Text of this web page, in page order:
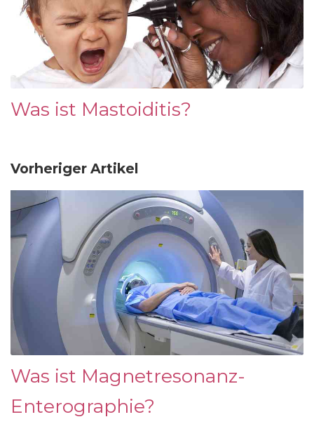
Was ist Mastoiditis?
Vorheriger Artikel
Was ist Magnetresonanz-
Enterographie?